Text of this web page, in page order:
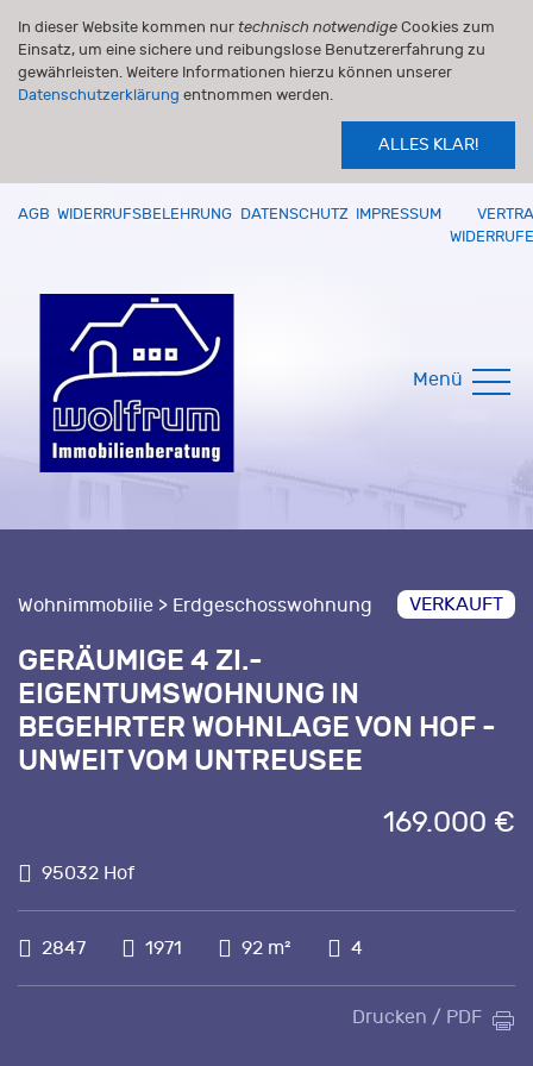
In dieser Website kommen nur technisch notwendige Cookies zum
Einsatz, um eine sichere und reibungslose Benutzererfahrung zu
gewährleisten. Weitere Informationen hierzu können unserer
Datenschutzerklärung entnommen werden.
ALLES KLAR!
AGB WIDERRUFSBELEHRUNG DATENSCHUTZ IMPRESSUM
Menü
Wohnimmobilie > Erdgeschosswohnung VERKAUFT
GERÄUMIGE 4 ZI.-
EIGENTUMSWOHNUNG IN
BEGEHRTER WOHNLAGE VON HOF -
UNWEIT VOM UNTREUSEE
95032 Hof
169.000 €
2847 1971 92 m² 4
Drucken / PDF